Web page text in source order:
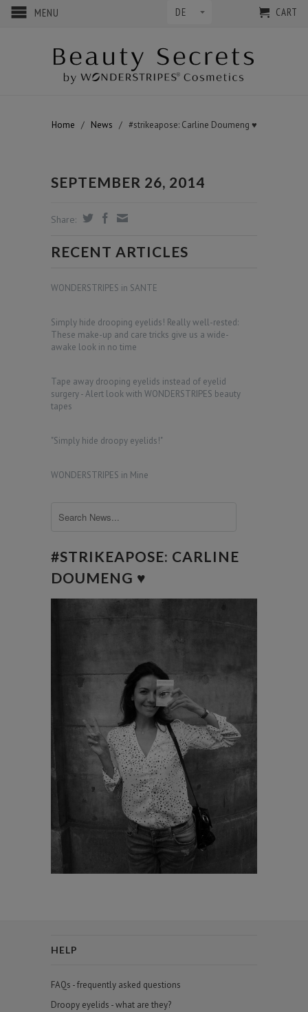
MENU CART
Home / News / #strikeapose: Carline Doumeng ♥
SEPTEMBER 26, 2014
Share:
RECENT ARTICLES
WONDERSTRIPES in SANTE
Simply hide drooping eyelids! Really well-rested:
These make-up and care tricks give us a wide-
awake look in no time
Tape away drooping eyelids instead of eyelid
surgery - Alert look with WONDERSTRIPES beauty
tapes
"Simply hide droopy eyelids!"
WONDERSTRIPES in Mine
#STRIKEAPOSE: CARLINE
DOUMENG ♥
HELP
FAQs - frequently asked questions
Droopy eyelids - what are they?